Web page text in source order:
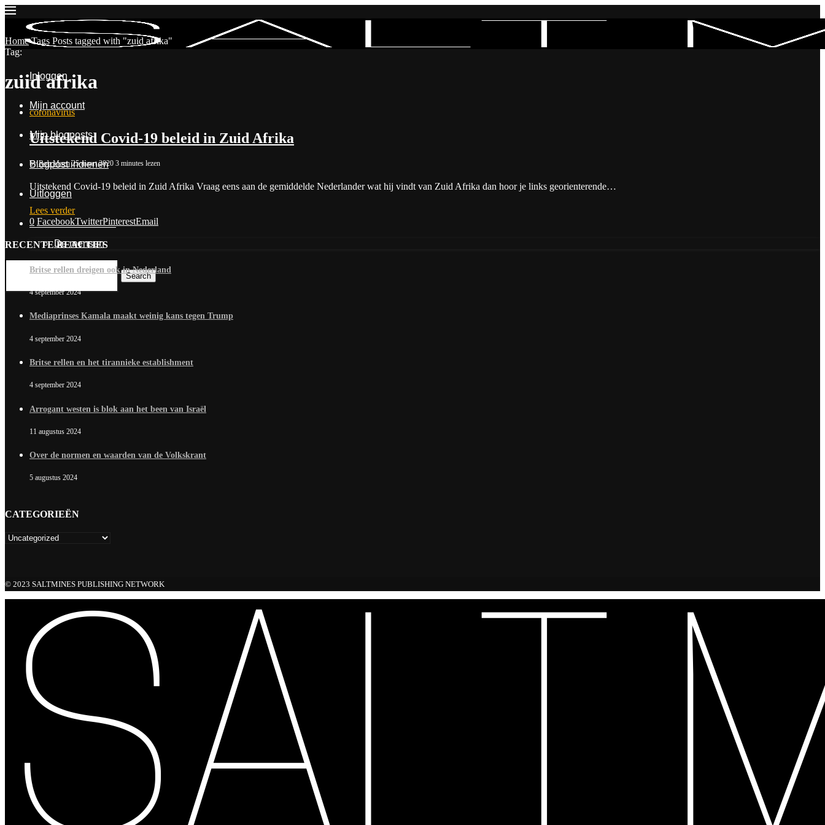
Inloggen
Mijn account
Mijn blogposts
Blogpost indienen
Uitloggen
Contact & Over Ons
De mensen
Search
Home Tags Posts tagged with "zuid afrika"
Tag:
zuid afrika
coronavirus
Uitstekend Covid-19 beleid in Zuid Afrika
byRob Moen 25 maart 2020 3 minutes lezen
Uitstekend Covid-19 beleid in Zuid Afrika Vraag eens aan de gemiddelde Nederlander wat hij vindt van Zuid Afrika dan hoor je links georienterende…
Lees verder
0 FacebookTwitterPinterestEmail
RECENTE REACTIES
Britse rellen dreigen ook in Nederland
4 september 2024
Mediaprinses Kamala maakt weinig kans tegen Trump
4 september 2024
Britse rellen en het tirannieke establishment
4 september 2024
Arrogant westen is blok aan het been van Israël
11 augustus 2024
Over de normen en waarden van de Volkskrant
5 augustus 2024
CATEGORIEËN
© 2023 SALTMINES PUBLISHING NETWORK